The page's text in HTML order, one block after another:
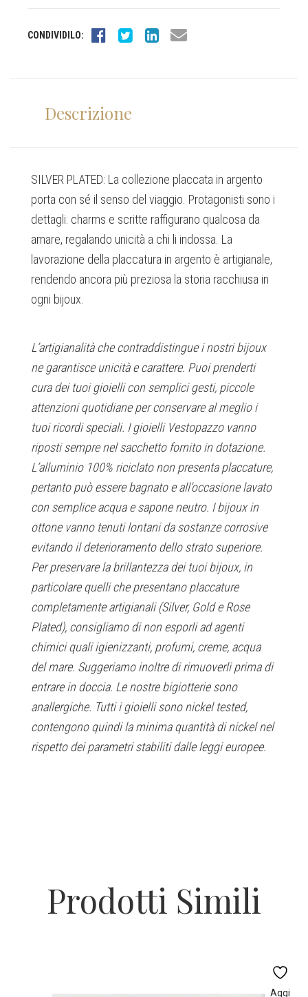
CONDIVIDILO:
Descrizione
SILVER PLATED: La collezione placcata in argento
porta con sé il senso del viaggio. Protagonisti sono i
dettagli: charms e scritte raffigurano qualcosa da
amare, regalando unicità a chi li indossa. La
lavorazione della placcatura in argento è artigianale,
rendendo ancora più preziosa la storia racchiusa in
ogni bijoux.
L’artigianalità che contraddistingue i nostri bijoux
ne garantisce unicità e carattere. Puoi prenderti
cura dei tuoi gioielli con semplici gesti, piccole
attenzioni quotidiane per conservare al meglio i
tuoi ricordi speciali. I gioielli Vestopazzo vanno
riposti sempre nel sacchetto fornito in dotazione.
L’alluminio 100% riciclato non presenta placcature,
pertanto può essere bagnato e all’occasione lavato
con semplice acqua e sapone neutro. I bijoux in
ottone vanno tenuti lontani da sostanze corrosive
evitando il deterioramento dello strato superiore.
Per preservare la brillantezza dei tuoi bijoux, in
particolare quelli che presentano placcature
completamente artigianali (Silver, Gold e Rose
Plated), consigliamo di non esporli ad agenti
chimici quali igienizzanti, profumi, creme, acqua
del mare. Suggeriamo inoltre di rimuoverli prima di
entrare in doccia. Le nostre bigiotterie sono
anallergiche. Tutti i gioielli sono nickel tested,
contengono quindi la minima quantità di nickel nel
rispetto dei parametri stabiliti dalle leggi europee.
Prodotti Simili
Aggi